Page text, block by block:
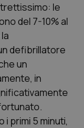
le
del 7-10% al
defibrillatore
un
in
primi 5 minuti,